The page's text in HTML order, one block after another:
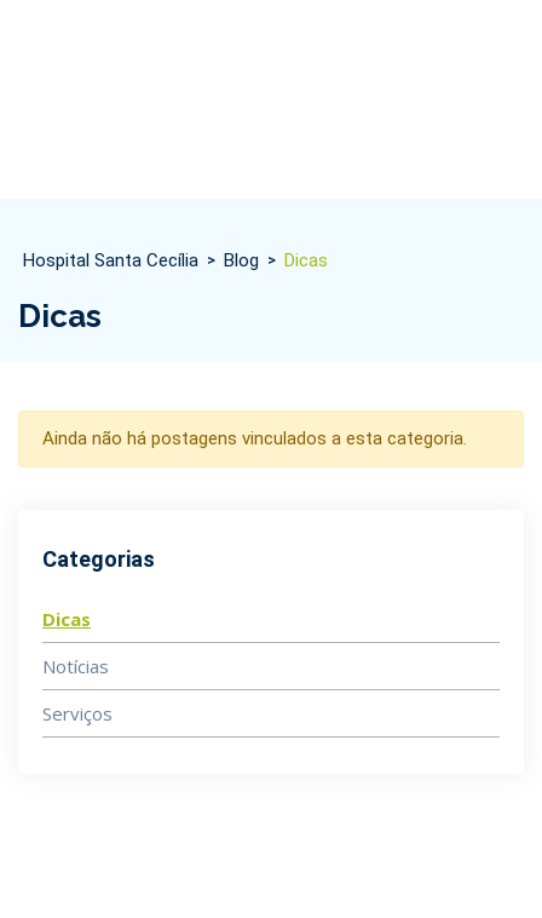
Hospital Santa Cecília > Blog > Dicas
Dicas
Ainda não há postagens vinculados a esta categoria.
Categorias
Dicas
Notícias
Serviços